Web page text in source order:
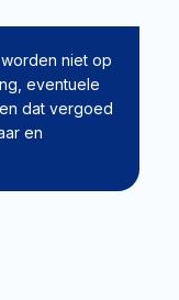
niet op
eventuele
dat vergoed
en